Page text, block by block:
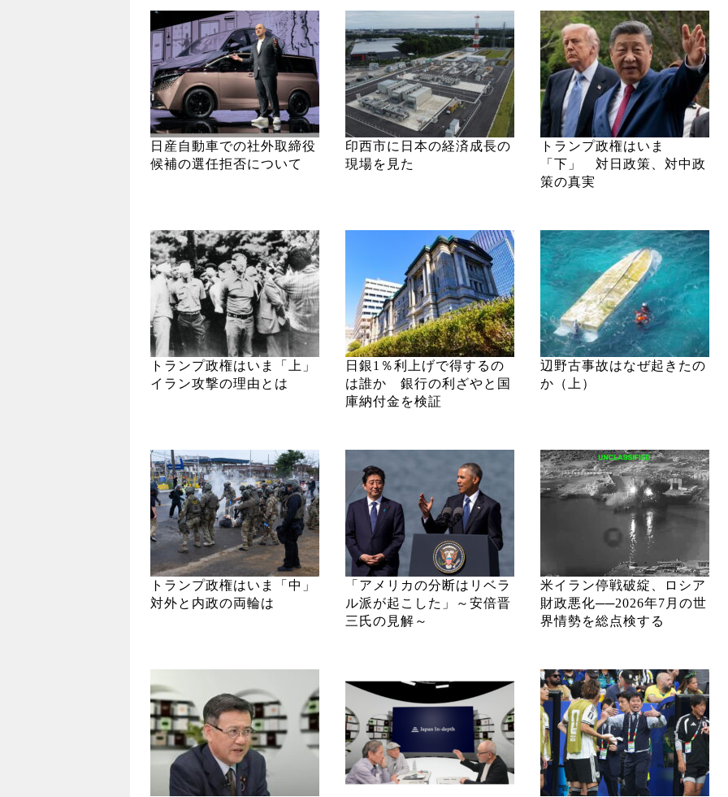
日産自動車での社外取締役
候補の選任拒否について
印西市に日本の経済成長の
現場を見た
トランプ政権はいま
「下」 対日政策、対中政
策の真実
トランプ政権はいま「上」
イラン攻撃の理由とは
日銀1％利上げで得するの
は誰か 銀行の利ざやと国
庫納付金を検証
辺野古事故はなぜ起きたの
か（上）
トランプ政権はいま「中」
対外と内政の両輪は
「アメリカの分断はリベラ
ル派が起こした」～安倍晋
三氏の見解～
米イラン停戦破綻、ロシア
財政悪化──2026年7月の世
界情勢を総点検する